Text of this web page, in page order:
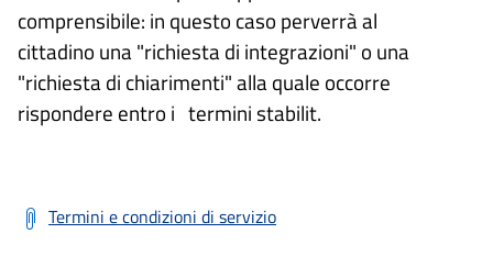
comprensibile: in questo caso perverrà al
cittadino una "richiesta di integrazioni" o una
"richiesta di chiarimenti" alla quale occorre
rispondere entro i termini stabilit.
Termini e condizioni di servizio